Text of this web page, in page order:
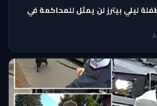
ليلي بيترز لن يمثل للمحاكمة في